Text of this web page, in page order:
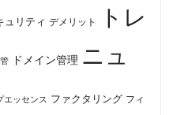
ュリティ デメリット
トレ
ドメイン管理 ニュ
エッセンス ファクタリング フィ